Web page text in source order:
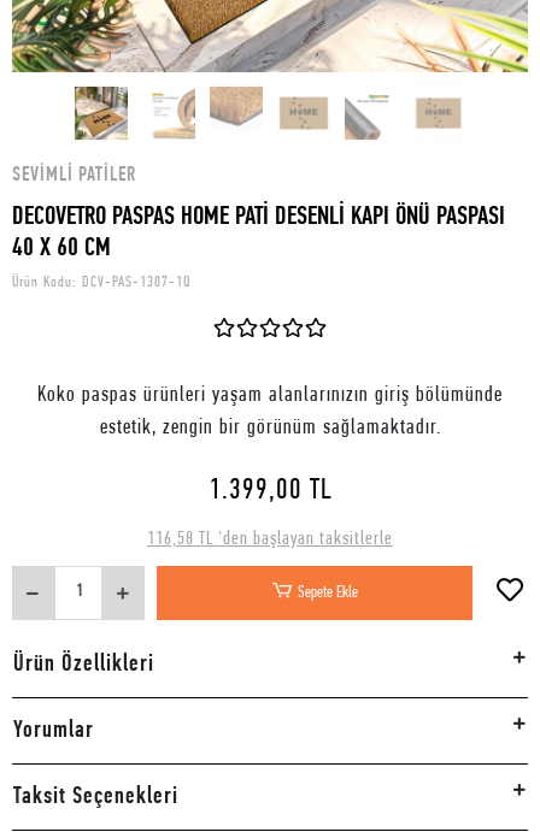
SEVIMLI PATILER
DECOVETRO PASPAS HOME PATİ DESENLİ KAPI ÖNÜ PASPASI
40 X 60 CM
Ürün Kodu: DCV-PAS-1307-1Q
Koko paspas ürünleri yaşam alanlarınızın giriş bölümünde
estetik, zengin bir görünüm sağlamaktadır.
1.399,00 TL
116,58 TL 'den başlayan taksitlerle
Sepete Ekle
Ürün Özellikleri
Yorumlar
Taksit Seçenekleri